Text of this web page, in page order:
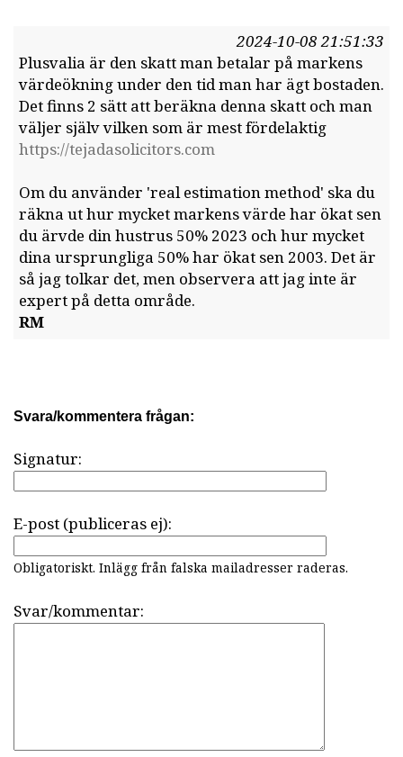
2024-10-08 21:51:33
Plusvalia är den skatt man betalar på markens
värdeökning under den tid man har ägt bostaden.
Det finns 2 sätt att beräkna denna skatt och man
väljer själv vilken som är mest fördelaktig
https://tejadasolicitors.com
Om du använder 'real estimation method' ska du
räkna ut hur mycket markens värde har ökat sen
du ärvde din hustrus 50% 2023 och hur mycket
dina ursprungliga 50% har ökat sen 2003. Det är
så jag tolkar det, men observera att jag inte är
expert på detta område.
RM
Svara/kommentera frågan:
Signatur:
E-post (publiceras ej):
Obligatoriskt. Inlägg från falska mailadresser raderas.
Svar/kommentar: